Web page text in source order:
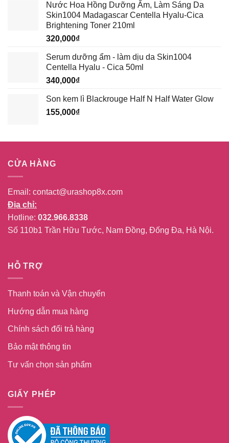
là:
389,000₫.
tại
là:
339,000₫.
Nước Hoa Hồng Dưỡng Ẩm, Làm Sáng Da
Skin1004 Madagascar Centella Hyalu-Cica
Brightening Toner 210ml
320,000₫
Serum dưỡng ẩm - làm dịu da Skin1004
Centella Hyalu - Cica 50ml
340,000₫
Son kem lì Blackrouge Half N Half Water Glow
155,000₫
CỬA HÀNG
Email: contact@urashop8x.com
Địa chỉ:
Hotline: 032.966.8338
Số 110b1 Trần Hữu Tước, Nam Đồng, Đống Đa, Hà Nội.
HỖ TRỢ
Thanh toán và Vận chuyển
Hướng dẫn mua hàng
Chính sách đổi trả hàng
Bảo mật thông tin
Tư vấn chọn sản phẩm
GIẤY PHÉP